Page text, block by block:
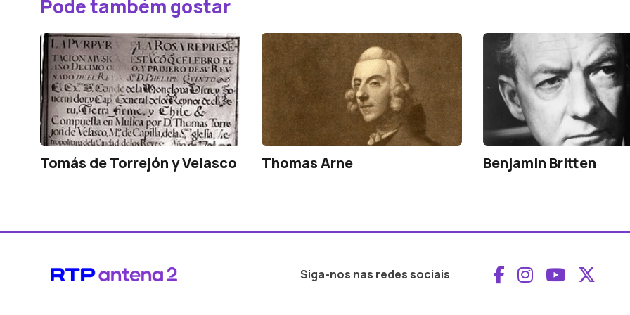
Pode também gostar
Tomás de Torrejón y Velasco Thomas Arne Benjamin Britten
Siga-nos nas redes sociais Aceder ao
Aceder ao
Aceder